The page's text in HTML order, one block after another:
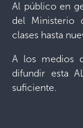
Al público en
del Ministerio
clases hasta
A los medios
difundir esta
suficiente.